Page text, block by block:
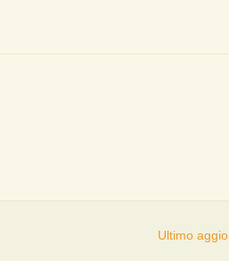
Ultimo